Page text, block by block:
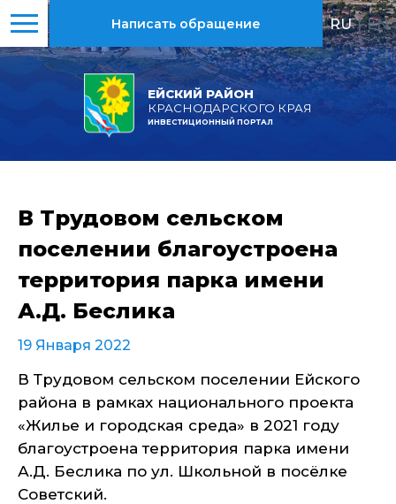
ЕЙСКИЙ РАЙОН
КРАСНОДАРСКОГО КРАЯ
ИНВЕСТИЦИОННЫЙ ПОРТАЛ
Написать обращение RU | EN
В Трудовом сельском
поселении благоустроена
территория парка имени
А.Д. Беслика
19 Января 2022
В Трудовом сельском поселении Ейского
района в рамках национального проекта
«Жилье и городская среда» в 2021 году
благоустроена территория парка имени
А.Д. Беслика по ул. Школьной в посёлке
Советский.